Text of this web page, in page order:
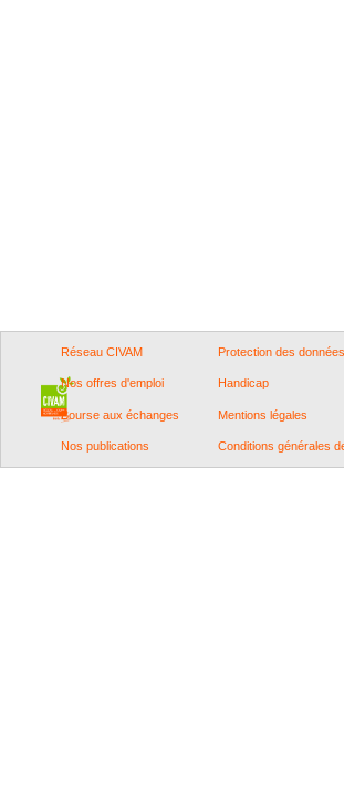
Réseau CIVAM
Nos offres d'emploi
Bourse aux échanges
Nos publications
Protection des données
Handicap
Mentions légales
Conditions générales